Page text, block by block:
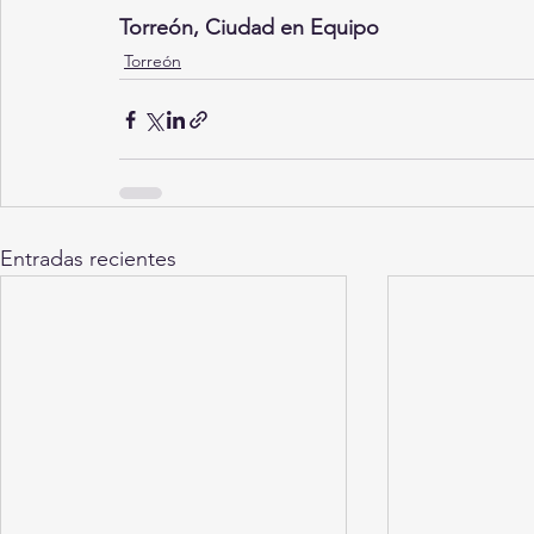
Torreón, Ciudad en Equipo
Torreón
Entradas recientes